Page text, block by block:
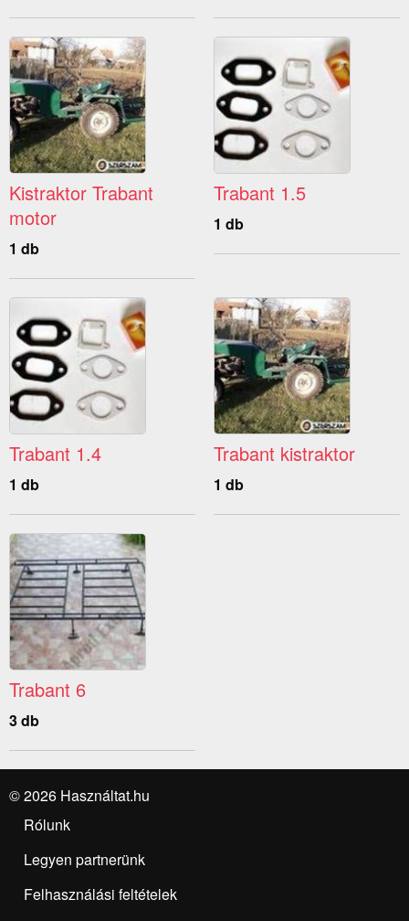
Kistraktor Trabant
motor
1 db
Trabant 1.5
1 db
Trabant 1.4
1 db
Trabant kistraktor
1 db
Trabant 6
3 db
© 2026 Használtat.hu
Rólunk
Legyen partnerünk
Felhasználási feltételek